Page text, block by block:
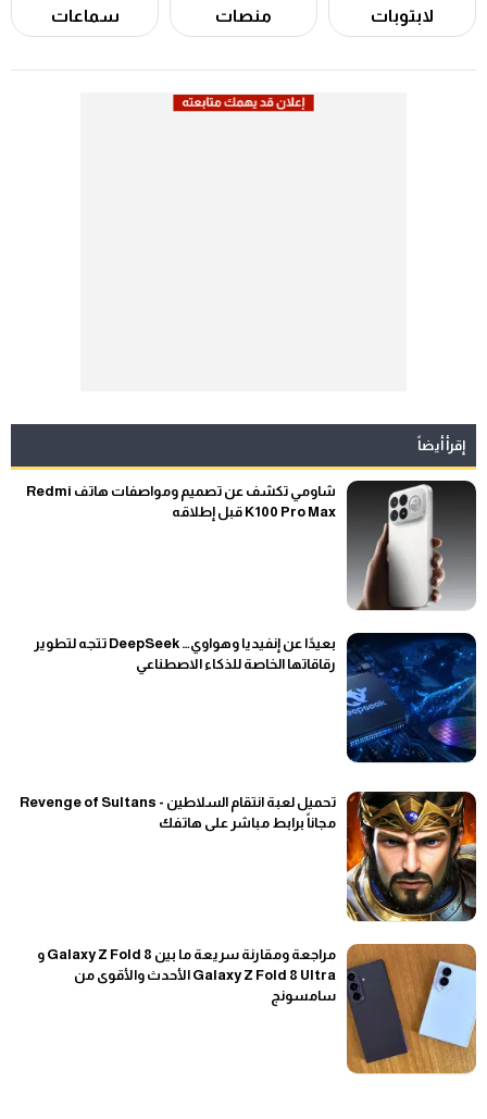
لابتوبات منصات سماعات
إقرأ أيضاً
شاومي تكشف عن تصميم ومواصفات هاتف Redmi
K100 Pro Max قبل إطلاقه
بعيدًا عن إنفيديا وهواوي… DeepSeek تتجه لتطوير
رقاقاتها الخاصة للذكاء الاصطناعي
تحميل لعبة انتقام السلاطين - Revenge of Sultans
مجاناً برابط مباشر على هاتفك
مراجعة ومقارنة سريعة ما بين Galaxy Z Fold 8 و
Galaxy Z Fold 8 Ultra الأحدث والأقوى من
سامسونج